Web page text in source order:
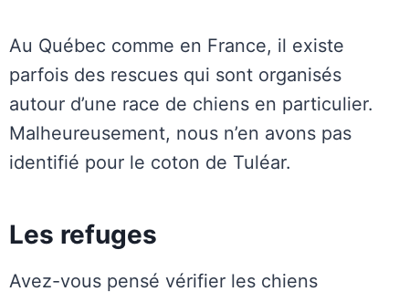
Au Québec comme en France, il existe
parfois des rescues qui sont organisés
autour d’une race de chiens en particulier.
Malheureusement, nous n’en avons pas
identifié pour le coton de Tuléar.
Les refuges
Avez-vous pensé vérifier les chiens